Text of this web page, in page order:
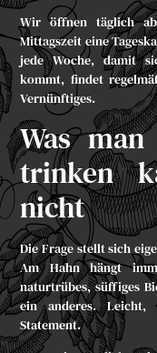
Wir öffnen täglich
Mittagszeit eine
jede Woche, damit
kommt, findet
Vernünftiges.
Was
trinken
nicht
Die Frage stellt sich
Am Hahn hängt
naturtrübes, süffiges
ein anderes.
Statement.